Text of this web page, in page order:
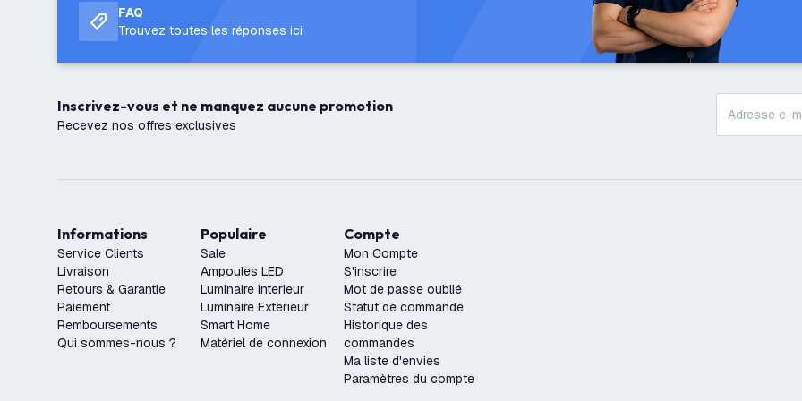
FAQ
Trouvez toutes les réponses ici
Inscrivez-vous et ne manquez aucune promotion
Recevez nos offres exclusives
Informations
Service Clients
Livraison
Retours & Garantie
Paiement
Remboursements
Qui sommes-nous ?
Populaire
Sale
Ampoules LED
Luminaire interieur
Luminaire Exterieur
Smart Home
Matériel de connexion
Compte
Mon Compte
S'inscrire
Mot de passe oublié
Statut de commande
Historique des
commandes
Ma liste d'envies
Paramètres du compte